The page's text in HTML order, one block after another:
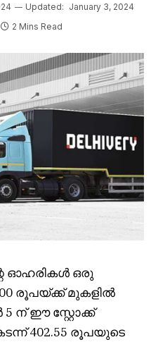
Updated: January 3, 2024
2 Mins Read
ഓഹരികൾ ഒരു
രൂപയ്ക്ക് മുകളിൽ
ന് ഈ സ്റ്റോക്ക്
402.55 രൂപയുടെ